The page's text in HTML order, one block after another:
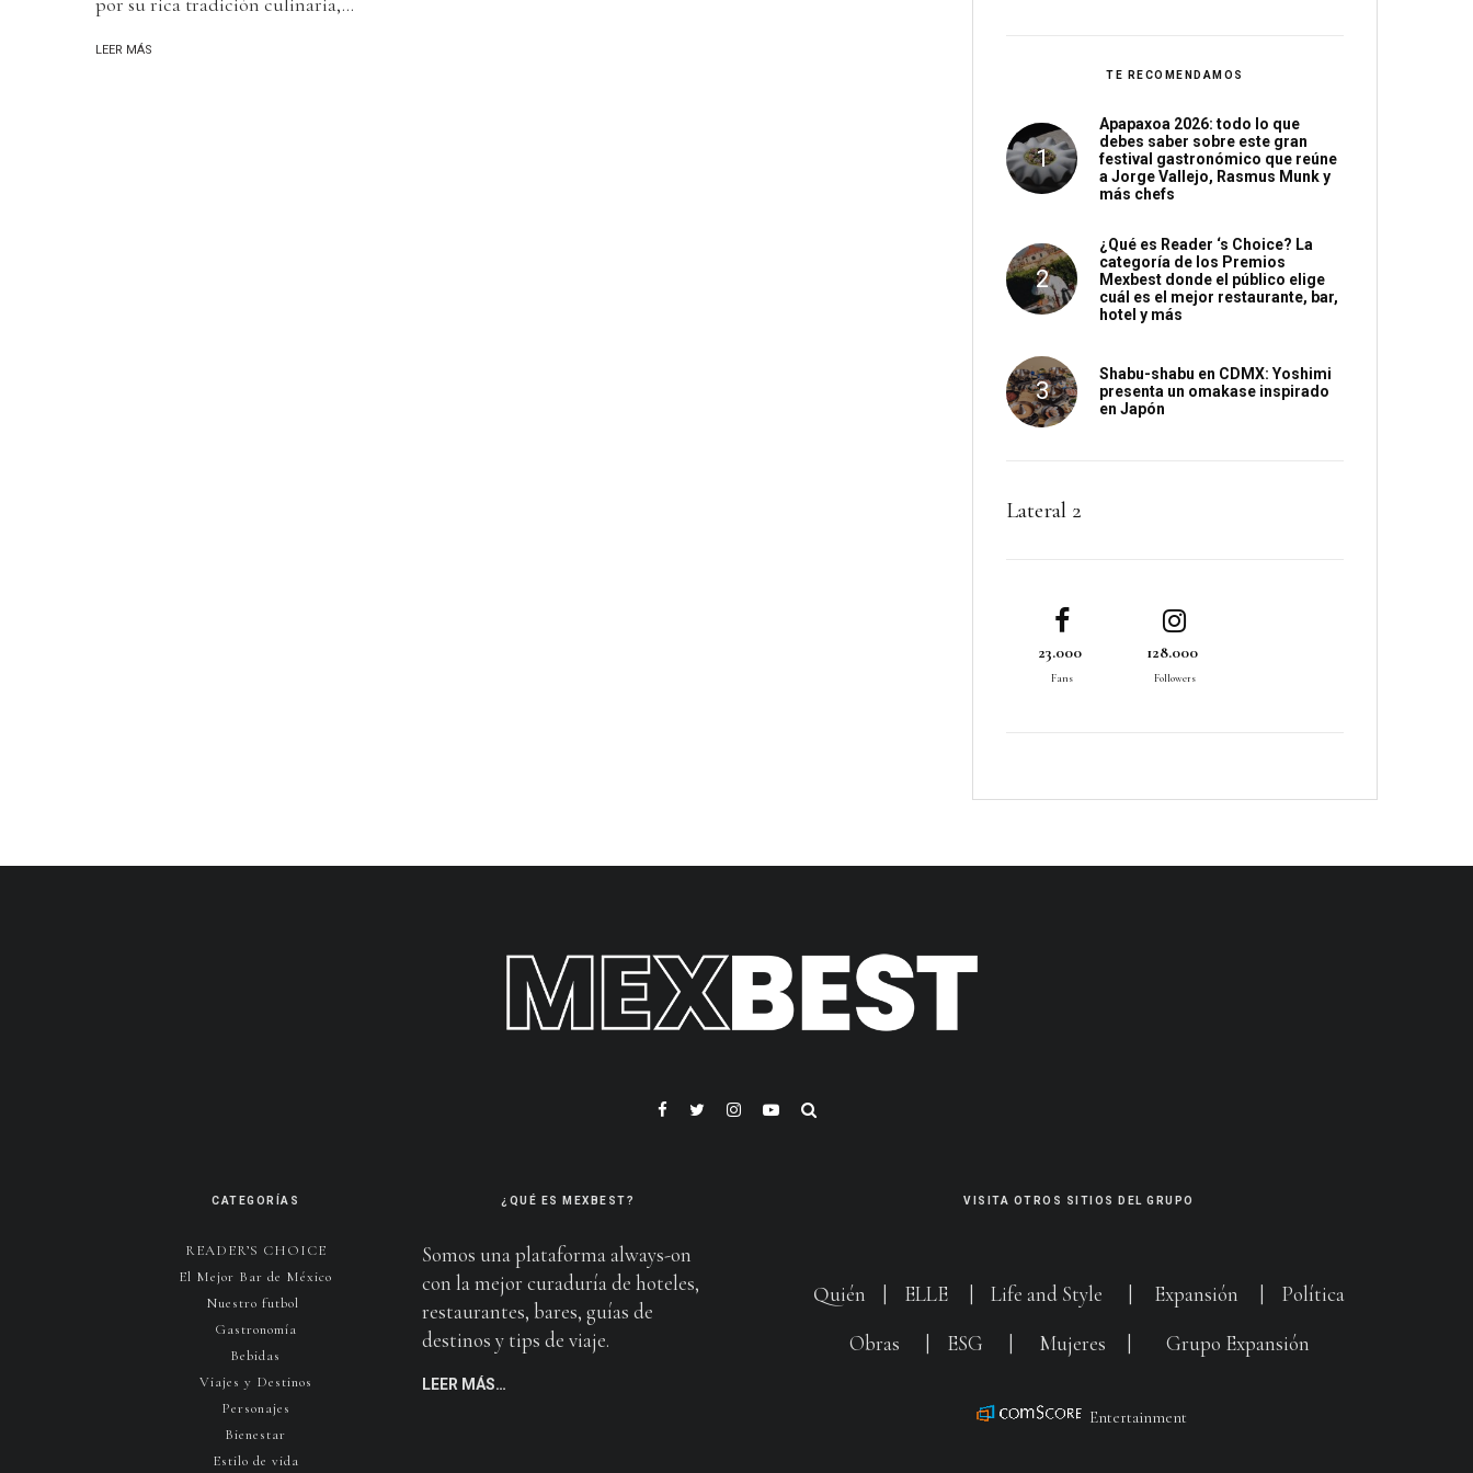
LEER MÁS
TE RECOMENDAMOS
Apapaxoa 2026: todo lo que
debes saber sobre este gran
festival gastronómico que reúne
a Jorge Vallejo, Rasmus Munk y
más chefs
¿Qué es Reader ‘s Choice? La
categoría de los Premios
Mexbest donde el público elige
cuál es el mejor restaurante, bar,
hotel y más
Shabu-shabu en CDMX: Yoshimi
presenta un omakase inspirado
en Japón
Lateral 2
23.000
Fans
128.000
Followers
CATEGORÍAS
READER’S CHOICE
El Mejor Bar de México
Nuestro futbol
Gastronomía
Bebidas
Viajes y Destinos
Personajes
Bienestar
Estilo de vida
¿QUÉ ES MEXBEST?
Somos una plataforma always-on
con la mejor curaduría de hoteles,
restaurantes, bares, guías de
destinos y tips de viaje.
LEER MÁS…
VISITA OTROS SITIOS DEL GRUPO
Quién ELLE Life and Style Expansión
Política
Obras
ESG Mujeres Grupo Expansión
Entertainment